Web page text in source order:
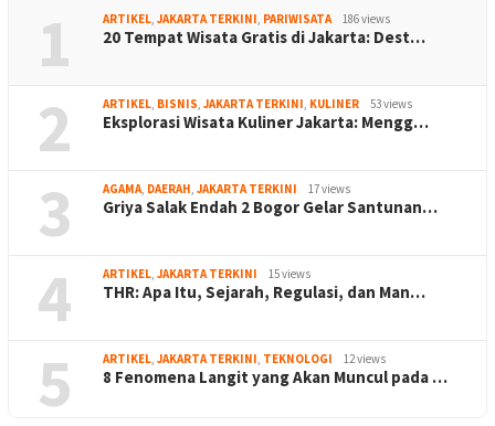
1 ARTIKEL, JAKARTA TERKINI, PARIWISATA 186 views
20 Tempat Wisata Gratis di Jakarta: Dest…
2 ARTIKEL, BISNIS, JAKARTA TERKINI, KULINER 53 views
Eksplorasi Wisata Kuliner Jakarta: Mengg…
3 AGAMA, DAERAH, JAKARTA TERKINI 17 views
Griya Salak Endah 2 Bogor Gelar Santunan…
4 ARTIKEL, JAKARTA TERKINI 15 views
THR: Apa Itu, Sejarah, Regulasi, dan Man…
5 ARTIKEL, JAKARTA TERKINI, TEKNOLOGI 12 views
8 Fenomena Langit yang Akan Muncul pada …